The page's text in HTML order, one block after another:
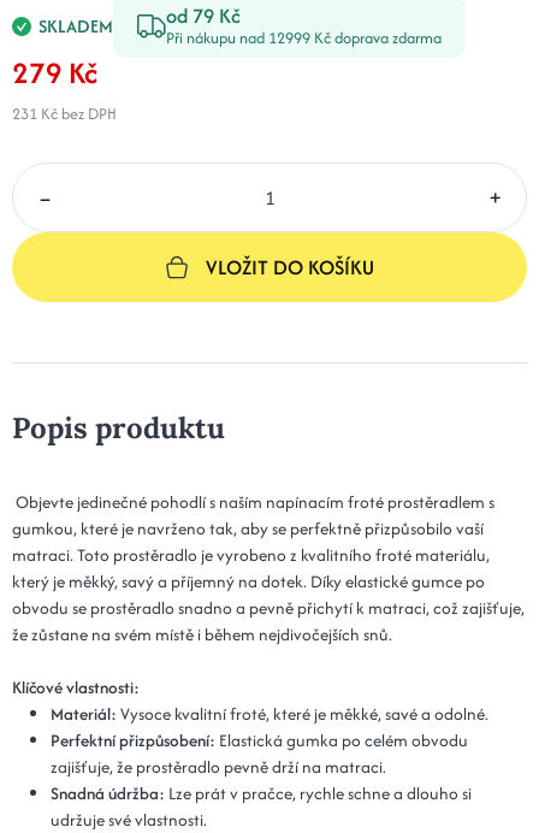
SKLADEM od 79 Kč
Při nákupu nad 12999 Kč doprava zdarma
279 Kč
231 Kč bez DPH
– +
VLOŽIT DO KOŠÍKU
Popis produktu
Objevte jedinečné pohodlí s naším napínacím froté prostěradlem s
gumkou, které je navrženo tak, aby se perfektně přizpůsobilo vaší
matraci. Toto prostěradlo je vyrobeno z kvalitního froté materiálu,
který je měkký, savý a příjemný na dotek. Díky elastické gumce po
obvodu se prostěradlo snadno a pevně přichytí k matraci, což zajišťuje,
že zůstane na svém místě i během nejdivočejších snů.
Klíčové vlastnosti:
Materiál: Vysoce kvalitní froté, které je měkké, savé a odolné.
Perfektní přizpůsobení: Elastická gumka po celém obvodu
zajišťuje, že prostěradlo pevně drží na matraci.
Snadná údržba: Lze prát v pračce, rychle schne a dlouho si
udržuje své vlastnosti.